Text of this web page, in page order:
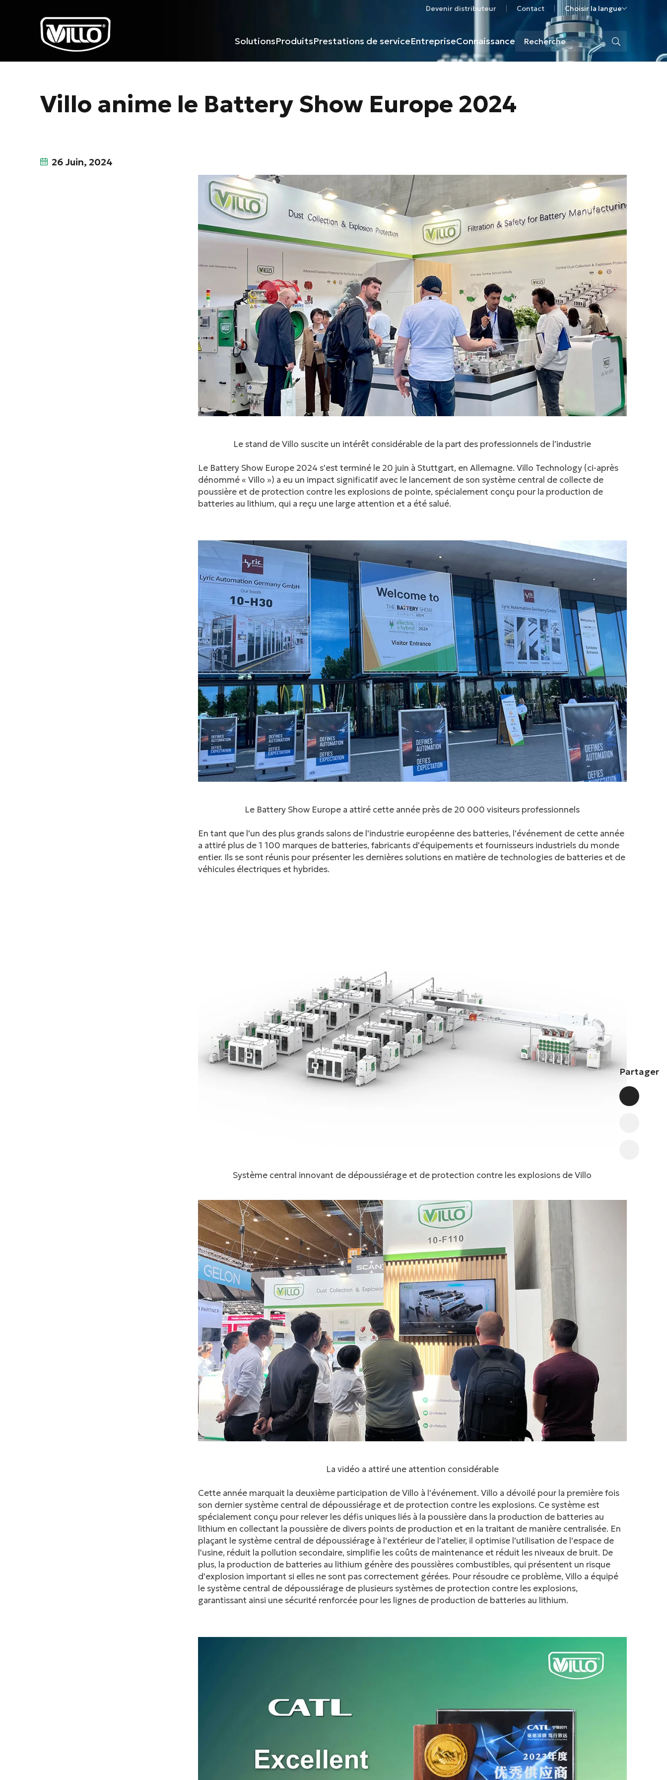
Devenir distributeur Contact Choisir la langue
SolutionsProduitsPrestations de serviceEntrepriseConnaissance
Villo anime le Battery Show Europe 2024
26 Juin, 2024
Partager
linkedin
Le stand de Villo suscite un intérêt considérable de la part des professionnels de l’industrie
Le Battery Show Europe 2024 s'est terminé le 20 juin à Stuttgart, en Allemagne. Villo Technology (ci-après
dénommé « Villo ») a eu un impact significatif avec le lancement de son système central de collecte de
poussière et de protection contre les explosions de pointe, spécialement conçu pour la production de
batteries au lithium, qui a reçu une large attention et a été salué.
Le Battery Show Europe a attiré cette année près de 20 000 visiteurs professionnels
En tant que l'un des plus grands salons de l'industrie européenne des batteries, l'événement de cette année
a attiré plus de 1 100 marques de batteries, fabricants d'équipements et fournisseurs industriels du monde
entier. Ils se sont réunis pour présenter les dernières solutions en matière de technologies de batteries et de
véhicules électriques et hybrides.
Système central innovant de dépoussiérage et de protection contre les explosions de Villo
La vidéo a attiré une attention considérable
Cette année marquait la deuxième participation de Villo à l'événement. Villo a dévoilé pour la première fois
son dernier système central de dépoussiérage et de protection contre les explosions. Ce système est
spécialement conçu pour relever les défis uniques liés à la poussière dans la production de batteries au
lithium en collectant la poussière de divers points de production et en la traitant de manière centralisée. En
plaçant le système central de dépoussiérage à l'extérieur de l'atelier, il optimise l'utilisation de l'espace de
l'usine, réduit la pollution secondaire, simplifie les coûts de maintenance et réduit les niveaux de bruit. De
plus, la production de batteries au lithium génère des poussières combustibles, qui présentent un risque
d'explosion important si elles ne sont pas correctement gérées. Pour résoudre ce problème, Villo a équipé
le système central de dépoussiérage de plusieurs systèmes de protection contre les explosions,
garantissant ainsi une sécurité renforcée pour les lignes de production de batteries au lithium.